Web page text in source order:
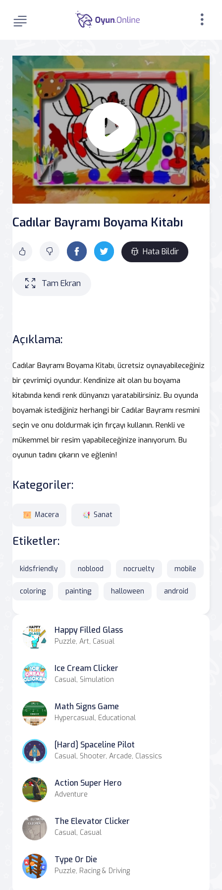
Cadılar Bayramı Boyama Kitabı
Hata Bildir
Tam Ekran
Açıklama:
Cadılar Bayramı Boyama Kitabı, ücretsiz oynayabileceğiniz
bir çevrimiçi oyundur. Kendinize ait olan bu boyama
kitabında kendi renk dünyanızı yaratabilirsiniz. Bu oyunda
boyamak istediğiniz herhangi bir Cadılar Bayramı resmini
seçin ve onu doldurmak için fırçayı kullanın. Renkli ve
mükemmel bir resim yapabileceğinize inanıyorum. Bu
oyunun tadını çıkarın ve eğlenin!
Kategoriler:
Macera Sanat
Etiketler:
kidsfriendly noblood nocruelty mobile
coloring painting halloween android
Happy Filled Glass
Puzzle, Art, Casual
Ice Cream Clicker
Casual, Simulation
Math Signs Game
Hypercasual, Educational
[Hard] Spaceline Pilot
Casual, Shooter, Arcade, Classics
Action Super Hero
Adventure
The Elevator Clicker
Casual, Casual
Type Or Die
Puzzle, Racing & Driving